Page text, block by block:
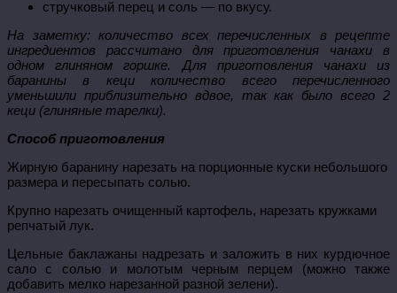
стручковый перец и соль — по вкусу.
На заметку: количество всех перечисленных в рецепте
ингредиентов рассчитано для приготовления чанахи в
одном глиняном горшке. Для приготовления чанахи из
баранины в кеци количество всего перечисленного
уменьшили приблизительно вдвое, так как было всего 2
кеци (глиняные тарелки).
Способ приготовления
Жирную баранину нарезать на порционные куски небольшого
размера и пересыпать солью.
Крупно нарезать очищенный картофель, нарезать кружками
репчатый лук.
Цельные баклажаны надрезать и заложить в них курдючное
сало с солью и молотым черным перцем (можно также
добавить мелко нарезанной разной зелени).